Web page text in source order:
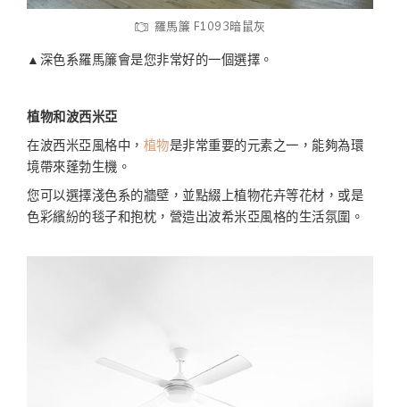
羅馬簾 F1093暗鼠灰
▲深色系羅馬簾會是您非常好的一個選擇。
植物和波西米亞
在波西米亞風格中， 植物是非常重要的元素之一，能夠為環
境帶來蓬勃生機。
您可以選擇淺色系的牆壁，並點綴上植物花卉等花材，或是
色彩繽紛的毯子和抱枕，營造出波希米亞風格的生活氛圍。